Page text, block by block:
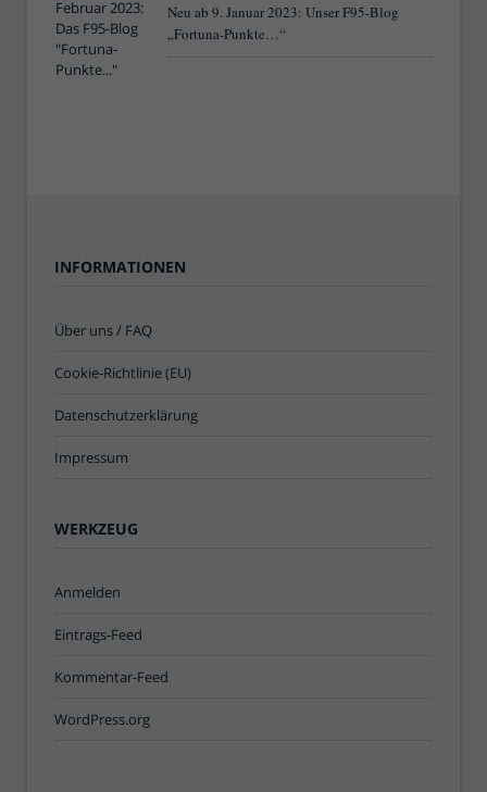
Neu ab 9. Januar 2023: Unser F95-Blog
„Fortuna-Punkte…“
INFORMATIONEN
Über uns / FAQ
Cookie-Richtlinie (EU)
Datenschutzerklärung
Impressum
WERKZEUG
Anmelden
Eintrags-Feed
Kommentar-Feed
WordPress.org